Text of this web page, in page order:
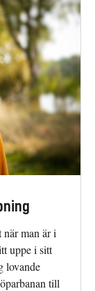
man är i
uppe i sitt
lovande
till